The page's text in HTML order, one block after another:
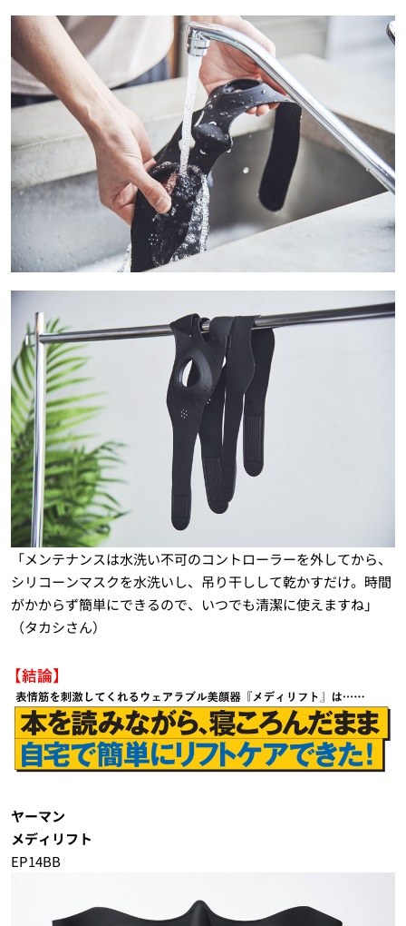
「メンテナンスは水洗い不可のコントローラーを外してから、
シリコーンマスクを水洗いし、吊り干しして乾かすだけ。時間
がかからず簡単にできるので、いつでも清潔に使えますね」
（タカシさん）
ヤーマン
メディリフト
EP14BB